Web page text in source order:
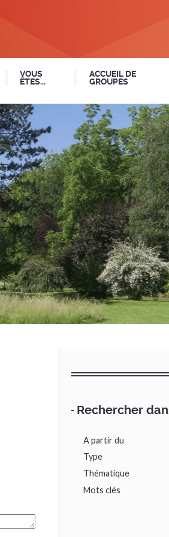
VOUS
ÊTES...
ACCUEIL DE
GROUPES
Rechercher
A partir du
Type
Thématique
Mots clés